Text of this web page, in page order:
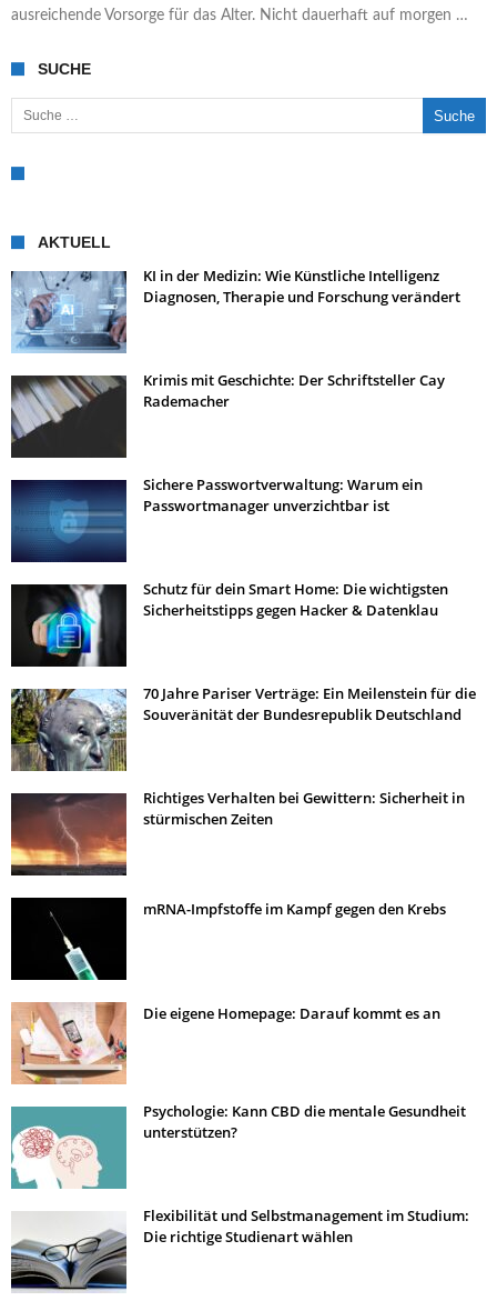
ausreichende Vorsorge für das Alter. Nicht dauerhaft auf morgen …
SUCHE
Suche nach:
AKTUELL
KI in der Medizin: Wie Künstliche Intelligenz
Diagnosen, Therapie und Forschung verändert
Krimis mit Geschichte: Der Schriftsteller Cay
Rademacher
Sichere Passwortverwaltung: Warum ein
Passwortmanager unverzichtbar ist
Schutz für dein Smart Home: Die wichtigsten
Sicherheitstipps gegen Hacker & Datenklau
70 Jahre Pariser Verträge: Ein Meilenstein für die
Souveränität der Bundesrepublik Deutschland
Richtiges Verhalten bei Gewittern: Sicherheit in
stürmischen Zeiten
mRNA-Impfstoffe im Kampf gegen den Krebs
Die eigene Homepage: Darauf kommt es an
Psychologie: Kann CBD die mentale Gesundheit
unterstützen?
Flexibilität und Selbstmanagement im Studium:
Die richtige Studienart wählen